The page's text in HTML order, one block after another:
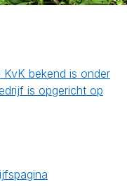
KvK bekend is onder
is opgericht op